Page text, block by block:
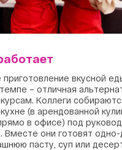
вкусной
– отличная
Коллеги
(в арендованной
в офисе) под
Вместе они готовят одно-
пасту, суп или